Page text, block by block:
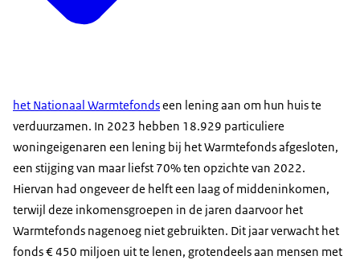
het Nationaal Warmtefondseen lening aan om hun huis te
verduurzamen. In 2023 hebben 18.929 particuliere
woningeigenaren een lening bij het Warmtefonds afgesloten,
een stijging van maar liefst 70% ten opzichte van 2022.
Hiervan had ongeveer de helft een laag of middeninkomen,
terwijl deze inkomensgroepen in de jaren daarvoor het
Warmtefonds nagenoeg niet gebruikten. Dit jaar verwacht het
fonds € 450 miljoen uit te lenen, grotendeels aan mensen met